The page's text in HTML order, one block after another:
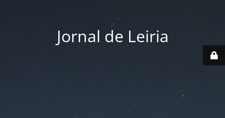
Jornal de Leiria